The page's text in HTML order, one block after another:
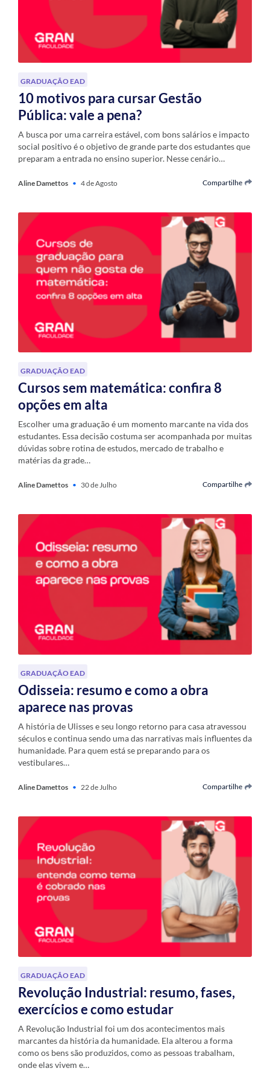
GRADUAÇÃO EAD
10 motivos para cursar Gestão
Pública: vale a pena?
A busca por uma carreira estável, com bons salários e impacto
social positivo é o objetivo de grande parte dos estudantes que
preparam a entrada no ensino superior. Nesse cenário…
Aline Damettos • 4 de Agosto Compartilhe
GRADUAÇÃO EAD
Cursos sem matemática: confira 8
opções em alta
Escolher uma graduação é um momento marcante na vida dos
estudantes. Essa decisão costuma ser acompanhada por muitas
dúvidas sobre rotina de estudos, mercado de trabalho e
matérias da grade…
Aline Damettos • 30 de Julho Compartilhe
GRADUAÇÃO EAD
Odisseia: resumo e como a obra
aparece nas provas
A história de Ulisses e seu longo retorno para casa atravessou
séculos e continua sendo uma das narrativas mais influentes da
humanidade. Para quem está se preparando para os
vestibulares…
Aline Damettos • 22 de Julho Compartilhe
GRADUAÇÃO EAD
Revolução Industrial: resumo, fases,
exercícios e como estudar
A Revolução Industrial foi um dos acontecimentos mais
marcantes da história da humanidade. Ela alterou a forma
como os bens são produzidos, como as pessoas trabalham,
onde elas vivem e…